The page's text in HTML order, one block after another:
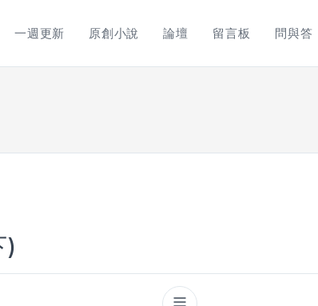
一週更新 原創小說 論壇 留言板 問與答
)